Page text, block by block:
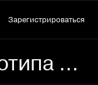
Зарегистрироваться
Разработка логотипа для курорта "Арсеньев" "АРСЕНЬЕВ"